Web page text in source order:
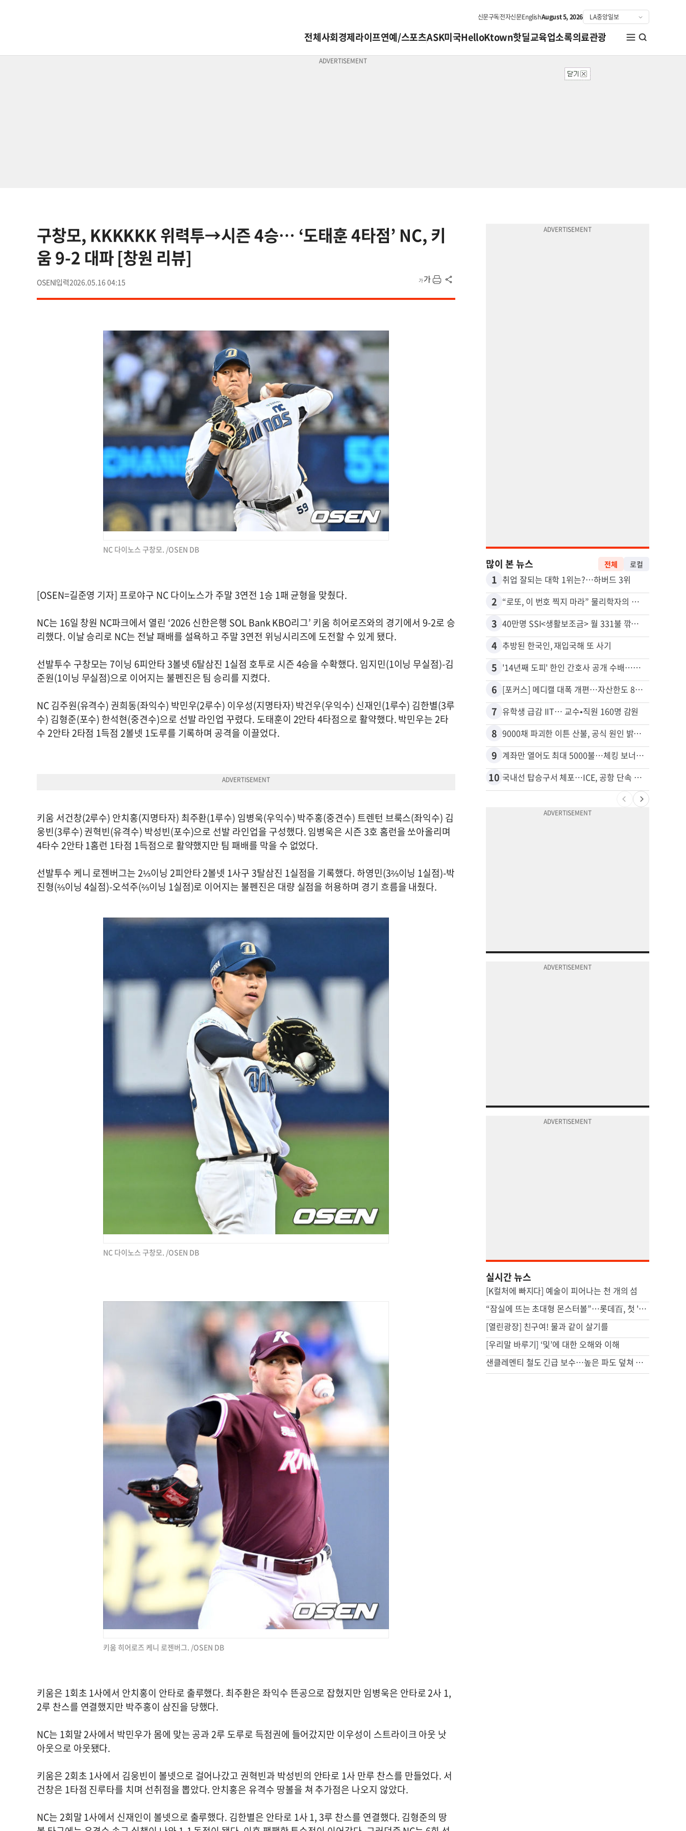
신문구독전자신문EnglishAugust 5, 2026
전체사회경제라이프연예/스포츠ASK미국HelloKtown핫딜교육업소록의료관광
구창모, KKKKKK 위력투→시즌 4승… ‘도태훈 4타점’ NC, 키
움 9-2 대파 [창원 리뷰]
OSEN 2026.05.16 04:15
NC 다이노스 구창모. /OSEN DB
[OSEN=길준영 기자] 프로야구 NC 다이노스가 주말 3연전 1승 1패 균형을 맞췄다.
NC는 16일 창원 NC파크에서 열린 ‘2026 신한은행 SOL Bank KBO리그’ 키움 히어로즈와의 경기에서 9-2로 승
리했다. 이날 승리로 NC는 전날 패배를 설욕하고 주말 3연전 위닝시리즈에 도전할 수 있게 됐다.
선발투수 구창모는 7이닝 6피안타 3볼넷 6탈삼진 1실점 호투로 시즌 4승을 수확했다. 임지민(1이닝 무실점)-김
준원(1이닝 무실점)으로 이어지는 불펜진은 팀 승리를 지켰다.
NC 김주원(유격수) 권희동(좌익수) 박민우(2루수) 이우성(지명타자) 박건우(우익수) 신재인(1루수) 김한별(3루
수) 김형준(포수) 한석현(중견수)으로 선발 라인업 꾸렸다. 도태훈이 2안타 4타점으로 활약했다. 박민우는 2타
수 2안타 2타점 1득점 2볼넷 1도루를 기록하며 공격을 이끌었다.
키움 서건창(2루수) 안치홍(지명타자) 최주환(1루수) 임병욱(우익수) 박주홍(중견수) 트렌턴 브룩스(좌익수) 김
웅빈(3루수) 권혁빈(유격수) 박성빈(포수)으로 선발 라인업을 구성했다. 임병욱은 시즌 3호 홈런을 쏘아올리며
4타수 2안타 1홈런 1타점 1득점으로 활약했지만 팀 패배를 막을 수 없었다.
선발투수 케니 로젠버그는 2⅓이닝 2피안타 2볼넷 1사구 3탈삼진 1실점을 기록했다. 하영민(3⅔이닝 1실점)-박
진형(⅔이닝 4실점)-오석주(⅔이닝 1실점)로 이어지는 불펜진은 대량 실점을 허용하며 경기 흐름을 내줬다.
NC 다이노스 구창모. /OSEN DB
키움 히어로즈 케니 로젠버그. /OSEN DB
키움은 1회초 1사에서 안치홍이 안타로 출루했다. 최주환은 좌익수 뜬공으로 잡혔지만 임병욱은 안타로 2사 1,
2루 찬스를 연결했지만 박주홍이 삼진을 당했다.
NC는 1회말 2사에서 박민우가 몸에 맞는 공과 2루 도루로 득점권에 들어갔지만 이우성이 스트라이크 아웃 낫
아웃으로 아웃됐다.
키움은 2회초 1사에서 김웅빈이 볼넷으로 걸어나갔고 권혁빈과 박성빈의 안타로 1사 만루 찬스를 만들었다. 서
건창은 1타점 진루타를 치며 선취점을 뽑았다. 안치홍은 유격수 땅볼을 쳐 추가점은 나오지 않았다.
NC는 2회말 1사에서 신재인이 볼넷으로 출루했다. 김한별은 안타로 1사 1, 3루 찬스를 연결했다. 김형준의 땅
많이 본 뉴스 전체 로컬
1 취업 잘되는 대학 1위는?…하버드 3위
2 “로또, 이 번호 찍지 마라” 물리학자의 당첨금 높이는 비밀
3 40만명 SSI<생활보조금> 월 331불 깎이나
4 추방된 한국인, 재입국해 또 사기
5 '14년째 도피' 한인 간호사 공개 수배…메디케어 사기 유죄
6 [포커스] 메디캘 대폭 개편…자산한도 84% 축소
7 유학생 급감 IIT… 교수•직원 160명 감원
8 9000채 파괴한 이튼 산불, 공식 원인 밝혀졌다
9 계좌만 열어도 최대 5000불…체킹 보너스 무한 경쟁
10 국내선 탑승구서 체포…ICE, 공항 단속 확대
실시간 뉴스
[K컬처에 빠지다] 예술이 피어나는 천 개의 섬
“잠실에 뜨는 초대형 몬스터볼”…롯데百, 첫 '서머마켓' 연다
[열린광장] 친구여! 물과 같이 살기를
[우리말 바루기] ‘및’에 대한 오해와 이해
샌클레멘티 철도 긴급 보수…높은 파도 덮쳐 선로 침식